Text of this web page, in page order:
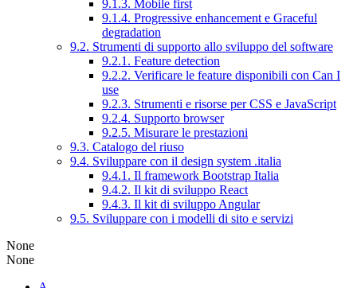
9.1.3. Mobile first
9.1.4. Progressive enhancement e Graceful
degradation
9.2. Strumenti di supporto allo sviluppo del software
9.2.1. Feature detection
9.2.2. Verificare le feature disponibili con Can I
use
9.2.3. Strumenti e risorse per CSS e JavaScript
9.2.4. Supporto browser
9.2.5. Misurare le prestazioni
9.3. Catalogo del riuso
9.4. Sviluppare con il design system .italia
9.4.1. Il framework Bootstrap Italia
9.4.2. Il kit di sviluppo React
9.4.3. Il kit di sviluppo Angular
9.5. Sviluppare con i modelli di sito e servizi
None
None